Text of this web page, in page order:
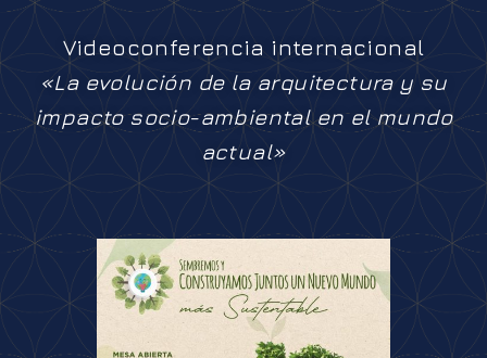
Videoconferencia internacional
«La evolución de la arquitectura y su
impacto socio-ambiental en el mundo
actual»